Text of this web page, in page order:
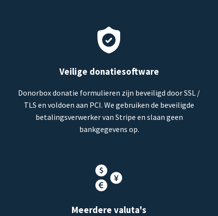
Veilige donatiesoftware
Donorbox donatie formulieren zijn beveiligd door SSL /
TLS en voldoen aan PCI. We gebruiken de beveiligde
betalingsverwerker van Stripe en slaan geen
bankgegevens op.
Meerdere valuta's